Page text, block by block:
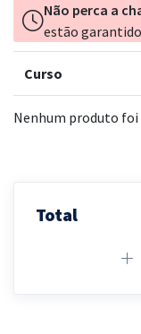
Não perca a
estão
Curso
Nenhum produto
Total